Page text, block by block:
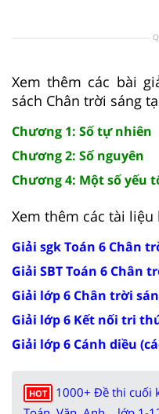
Xem thêm các bài
sách Chân trời sáng
Chương 1: Số tự nhiên
Chương 2: Số nguyên
Chương 4: Một số yếu
Xem thêm các tài
Giải sgk Toán 6 Chân
Giải SBT Toán 6 Chân
Giải lớp 6 Chân trời
Giải lớp 6 Kết nối tri
Giải lớp 6 Cánh diều
HOT
1000+ Đề thi cuối